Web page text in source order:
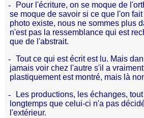
-
Pour l'écriture, on se moque de
se moque de savoir si ce que l'on
photo existe, nous ne sommes plus
n'est pas la ressemblance qui est
que de l'abstrait.
-
Tout ce qui est écrit est lu. Mais
jamais voir chez l'autre s'il a
plastiquement est montré, mais là
-
Les productions, les échanges,
longtemps que celui-ci n'a pas
l'extérieur.